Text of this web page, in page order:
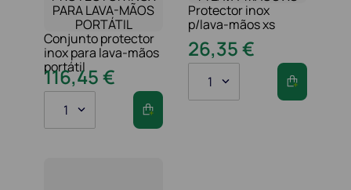
Conjunto protector
inox para lava-mãos
portátil
116,45€
1
Protector inox
p/lava-mãos xs
26,35€
1